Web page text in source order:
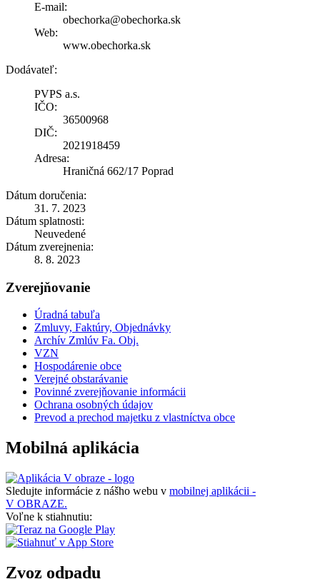
E-mail:
obechorka@obechorka.sk
Web:
www.obechorka.sk
Dodávateľ:
PVPS a.s.
IČO:
36500968
DIČ:
2021918459
Adresa:
Hraničná 662/17 Poprad
Dátum doručenia:
31. 7. 2023
Dátum splatnosti:
Neuvedené
Dátum zverejnenia:
8. 8. 2023
Zverejňovanie
Úradná tabuľa
Zmluvy, Faktúry, Objednávky
Archív Zmlúv Fa. Obj.
VZN
Hospodárenie obce
Verejné obstarávanie
Povinné zverejňovanie informácii
Ochrana osobných údajov
Prevod a prechod majetku z vlastníctva obce
Mobilná aplikácia
Sledujte informácie z nášho webu v mobilnej aplikácii -
V OBRAZE.
Voľne k stiahnutiu:
Zvoz odpadu